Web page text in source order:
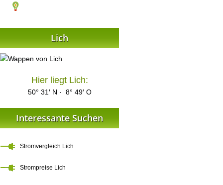
Lich
Hier liegt Lich:
50° 31′ N · 8° 49′ O
Interessante Suchen
Stromvergleich Lich
Strompreise Lich